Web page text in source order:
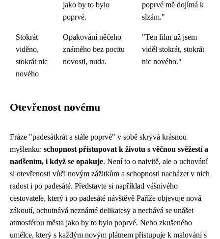
jako by to bylo
poprvé.
poprvé mě dojímá k
slzám."
Stokrát
viděno,
stokrát nic
nového
Opakování něčeho
známého bez pocitu
novosti, nuda.
"Ten film už jsem
viděl stokrát, stokrát
nic nového."
Otevřenost novému
Fráze "padesátkrát a stále poprvé" v sobě skrývá krásnou
myšlenku: schopnost přistupovat k životu s věčnou svěžestí a
nadšením, i když se opakuje. Není to o naivitě, ale o uchování
si otevřenosti vůči novým zážitkům a schopnosti nacházet v nich
radost i po padesáté. Představte si například vášnivého
cestovatele, který i po padesáté návštěvě Paříže objevuje nová
zákoutí, ochutnává neznámé delikatesy a nechává se unášet
atmosférou města jako by to bylo poprvé. Nebo zkušeného
umělce, který s každým novým plátnem přistupuje k malování s